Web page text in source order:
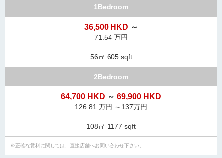
1Bedroom
36,500 HKD ～
71.54 万円
56㎡ 605 sqft
2Bedroom
64,700 HKD ～ 69,900 HKD
126.81 万円 ～137万円
108㎡ 1177 sqft
正確な賃料に関しては、直接店舗へお問い合わせ下さい。